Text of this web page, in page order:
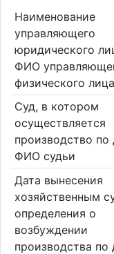
Наименование
управляющего
юридического
ФИО
физического лица
Суд, в котором
осуществляется
производство по
ФИО судьи
Дата вынесения
хозяйственным
определения о
возбуждении
производства по